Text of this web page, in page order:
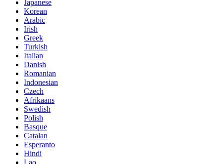
Japanese
Korean
Arabic
Irish
Greek
Turkish
Italian
Danish
Romanian
Indonesian
Czech
Afrikaans
Swedish
Polish
Basque
Catalan
Esperanto
Hindi